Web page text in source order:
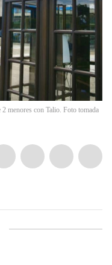
menores con Talio. Foto tomada